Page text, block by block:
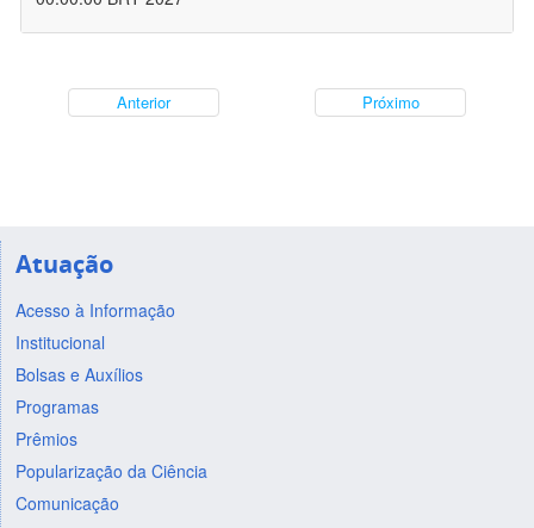
Anterior Próximo
Atuação
Acesso à Informação
Institucional
Bolsas e Auxílios
Programas
Prêmios
Popularização da Ciência
Comunicação